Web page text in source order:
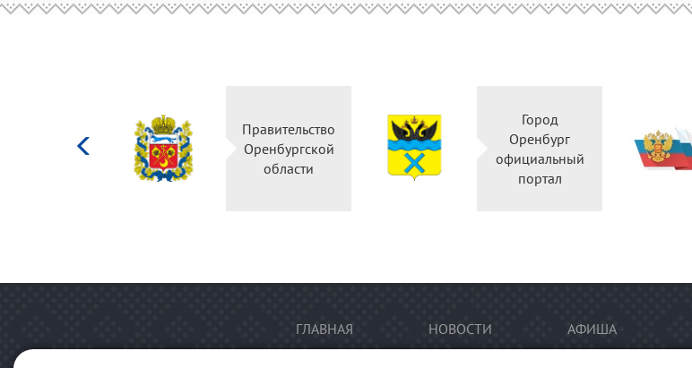
Правительство
Оренбургской
области
Город
Оренбург
официальный
портал
ГЛАВНАЯ НОВОСТИ АФИША